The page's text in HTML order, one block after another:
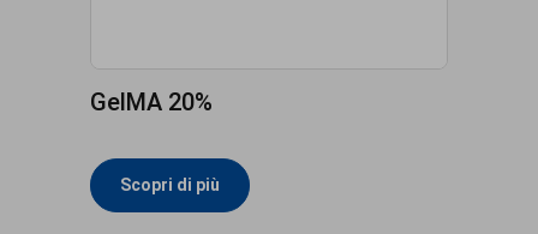
GelMA 20%
Scopri di più